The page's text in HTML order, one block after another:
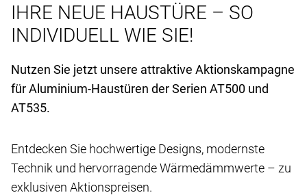
IHRE NEUE HAUSTÜRE – SO
INDIVIDUELL WIE SIE!
Nutzen Sie jetzt unsere attraktive Aktionskampagne
für Aluminium-Haustüren der Serien AT500 und
AT535.
Entdecken Sie hochwertige Designs, modernste
Technik und hervorragende Wärmedämmwerte – zu
exklusiven Aktionspreisen.